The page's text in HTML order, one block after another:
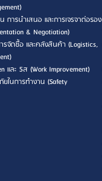
ารนำเสนอ และการเจรจาต่อรอง
& Negotiation)
จัดซื้อ และคลังสินค้า (Logistics,
ละ 5ส (Work Improvement)
นการทำงาน (Safety